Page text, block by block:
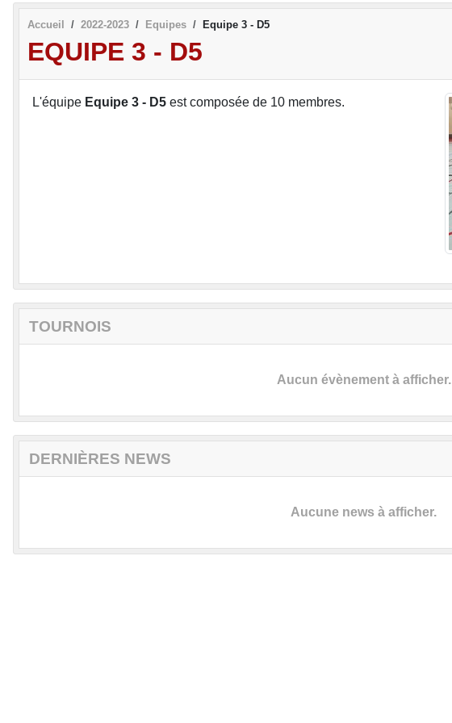
Accueil 2022-2023 Equipes Equipe 3 - D5
EQUIPE 3 - D5
L'équipe Equipe 3 - D5 est composée de 10 membres.
TOURNOIS
Aucun évènement à afficher.
DERNIÈRES NEWS
Aucune news à afficher.